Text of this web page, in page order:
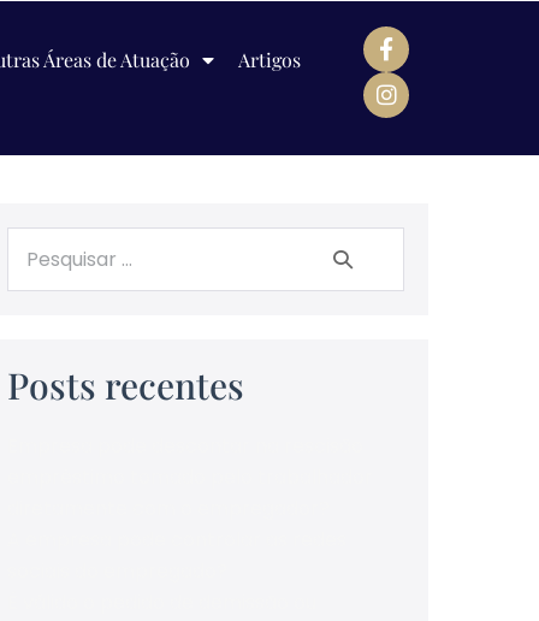
Áreas de Atuação
Artigos
Posts recentes